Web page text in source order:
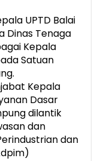
UPTD Balai
Dinas Tenaga
Kepala
Satuan
Kepala
Dasar
dilantik
dan
dan